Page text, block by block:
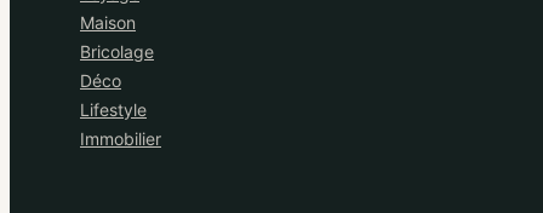
Maison
Bricolage
Déco
Lifestyle
Immobilier